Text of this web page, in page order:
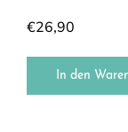
€26,90
In den